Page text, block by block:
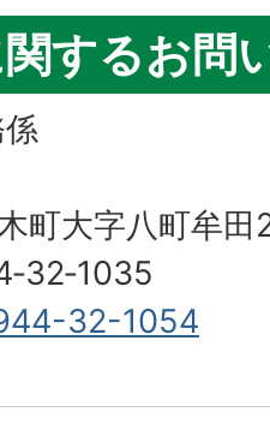
するお問
町大字八町牟
32-1054